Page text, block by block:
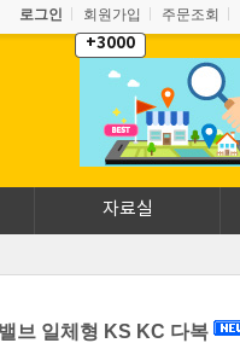
+3000
로그인 회원가입 주문조회
자료실
브 일체형 KS KC 다복